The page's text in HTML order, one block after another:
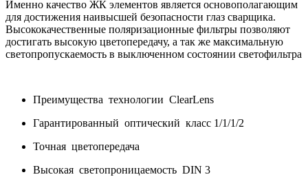
Именно качество ЖК элементов является основополагающим
для достижения наивысшей безопасности глаз сварщика.
Высококачественные поляризационные фильтры позволяют
достигать высокую цветопередачу, а так же максимальную
светопропускаемость в выключенном состоянии светофильтра
Преимущества технологии ClearLens
Гарантированный оптический класс 1/1/1/2
Точная цветопередача
Высокая светопроницаемость DIN 3